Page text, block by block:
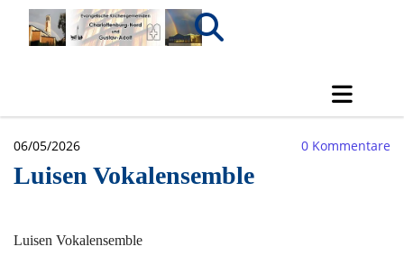
06/05/2026 0 Kommentare
Luisen Vokalensemble
Luisen Vokalensemble